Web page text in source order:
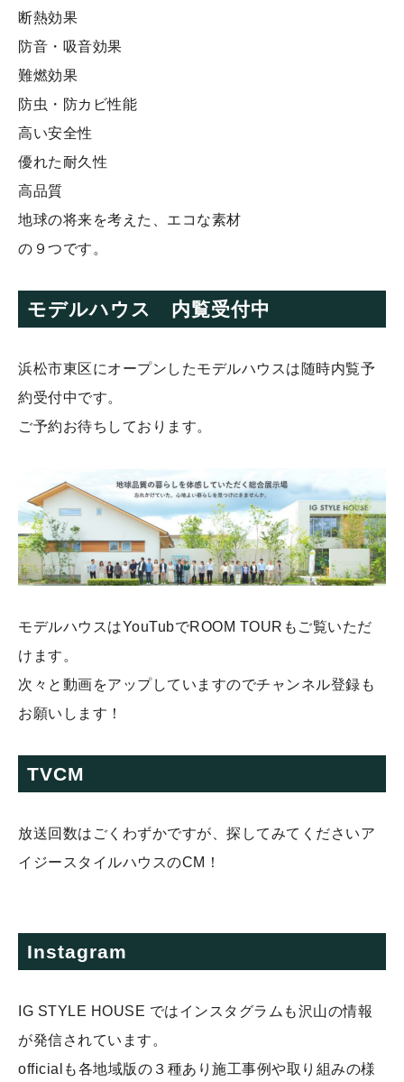
断熱効果
防音・吸音効果
難燃効果
防虫・防カビ性能
高い安全性
優れた耐久性
高品質
地球の将来を考えた、エコな素材
の９つです。
モデルハウス 内覧受付中
浜松市東区にオープンしたモデルハウスは随時内覧予
約受付中です。
ご予約お待ちしております。
モデルハウスはYouTubでROOM TOURもご覧いただ
けます。
次々と動画をアップしていますのでチャンネル登録も
お願いします！
TVCM
放送回数はごくわずかですが、探してみてくださいア
イジースタイルハウスのCM！
Instagram
IG STYLE HOUSE ではインスタグラムも沢山の情報
が発信されています。
officialも各地域版の３種あり施工事例や取り組みの様